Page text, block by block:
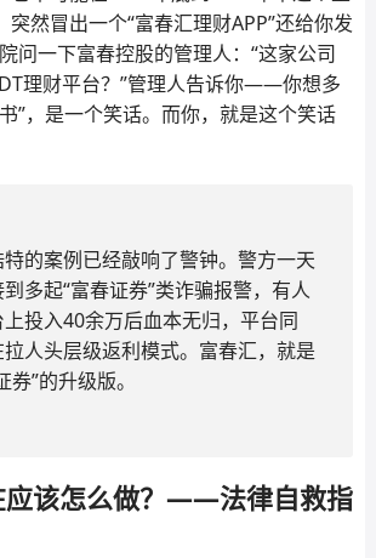
然冒出一个“富春汇理财APP”还给你发
问一下富春控股的管理人：“这家公司
理财平台？”管理人告诉你——你想多
”，是一个笑话。而你，就是这个笑话
特的案例已经敲响了警钟。警方一天
多起“富春证券”类诈骗报警，有人
投入40余万后血本无归，平台同
拉人头层级返利模式。富春汇，就是
券”的升级版。
应该怎么做？——法律自救指